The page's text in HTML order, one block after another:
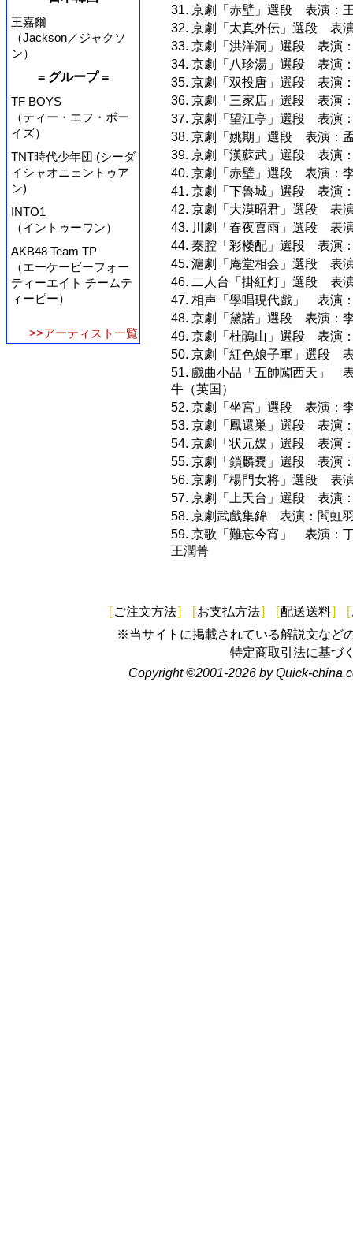
王嘉爾
（Jackson／ジャクソ
ン）
= グループ =
TF BOYS
（ティー・エフ・ボー
イズ）
TNT時代少年団 (シーダ
イシャオニェントゥア
ン)
INTO1
（イントゥーワン）
AKB48 Team TP
（エーケービーフォー
ティーエイト チームテ
ィーピー）
>>アーティスト一覧
31. 京劇「赤壁」選段 表演：
32. 京劇「太真外伝」選段 表
33. 京劇「洪洋洞」選段 表演
34. 京劇「八珍湯」選段 表演
35. 京劇「双投唐」選段 表演
36. 京劇「三家店」選段 表演
37. 京劇「望江亭」選段 表演
38. 京劇「姚期」選段 表演：
39. 京劇「漢蘇武」選段 表演
40. 京劇「赤壁」選段 表演：
41. 京劇「下魯城」選段 表演
42. 京劇「大漠昭君」選段 表
43. 川劇「春夜喜雨」選段 表
44. 秦腔「彩楼配」選段 表演
45. 滬劇「庵堂相会」選段 表
46. 二人台「掛紅灯」選段 表
47. 相声「學唱現代戲」 表演
48. 京劇「黛諾」選段 表演：
49. 京劇「杜鵑山」選段 表演
50. 京劇「紅色娘子軍」選段
51. 戲曲小品「五帥闖西天」
牛（英国）
52. 京劇「坐宮」選段 表演：
53. 京劇「鳳還巣」選段 表演
54. 京劇「状元媒」選段 表演
55. 京劇「鎖麟嚢」選段 表演
56. 京劇「楊門女将」選段 表
57. 京劇「上天台」選段 表演
58. 京劇武戲集錦 表演：閻虹
59. 京歌「難忘今宵」 表演：
王潤菁
[ ご注文方法] [お支払方法] [配送送料] [
※当サイトに掲載されている解説文など
特定商取引法に基づ
Copyright ©2001-2026 by Quick-